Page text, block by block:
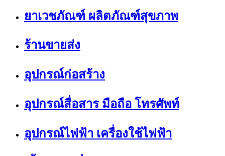
ยาเวชภัณฑ์ ผลิตภัณฑ์สุขภาพ
ร้านขายส่ง
อุปกรณ์ก่อสร้าง
อุปกรณ์สื่อสาร มือถือ โทรศัพท์
อุปกรณ์ไฟฟ้า เครื่องใช้ไฟฟ้า